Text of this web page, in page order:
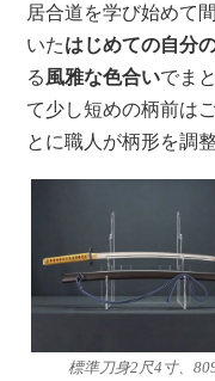
居合道を学び始めて
いたはじめての自分
る風雅な色合いでま
て少し短めの柄前は
とに職人が柄形を調
標準刀身2尺4寸、